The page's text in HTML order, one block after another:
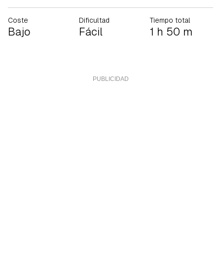
Coste
Bajo
Dificultad
Fácil
Tiempo total
1 h 50 m